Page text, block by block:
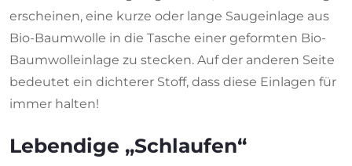
erscheinen, eine kurze oder lange Saugeinlage aus
Bio-Baumwolle in die Tasche einer geformten Bio-
Baumwolleinlage zu stecken. Auf der anderen Seite
bedeutet ein dichterer Stoff, dass diese Einlagen für
immer halten!
Lebendige „Schlaufen“